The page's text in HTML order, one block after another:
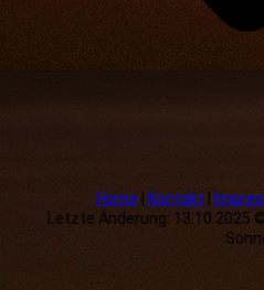
Home Kontakt
Letzte Änderung: